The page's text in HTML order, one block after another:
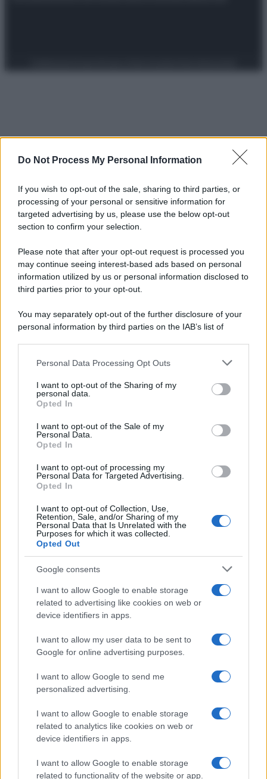
Do Not Process My Personal Information
If you wish to opt-out of the sale, sharing to third parties, or
processing of your personal or sensitive information for
targeted advertising by us, please use the below opt-out
section to confirm your selection.
Please note that after your opt-out request is processed you
may continue seeing interest-based ads based on personal
information utilized by us or personal information disclosed to
third parties prior to your opt-out.
You may separately opt-out of the further disclosure of your
personal information by third parties on the IAB’s list of
This information may also be disclosed by us to third parties
disclose it to other third parties.
Please note that this website/app uses one or more Google
services and may gather and store information including but
not limited to your visit or usage behaviour. You may click to
grant or deny consent to Google and its third-party tags to
consent section.
Personal Data Processing Opt Outs
I want to opt-out of the Sharing of my
personal data.
Opted In
I want to opt-out of the Sale of my
Personal Data.
Opted In
I want to opt-out of processing my
Personal Data for Targeted Advertising.
Opted In
I want to opt-out of Collection, Use,
Retention, Sale, and/or Sharing of my
Personal Data that Is Unrelated with the
Purposes for which it was collected.
Opted Out
Google consents
I want to allow Google to enable storage
related to advertising like cookies on web or
device identifiers in apps.
I want to allow my user data to be sent to
Google for online advertising purposes.
I want to allow Google to send me
personalized advertising.
I want to allow Google to enable storage
related to analytics like cookies on web or
device identifiers in apps.
I want to allow Google to enable storage
related to functionality of the website or app.